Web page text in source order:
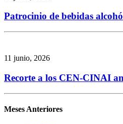
Patrocinio de bebidas
11 junio, 2026
Recorte a los CEN-CINAI
Meses Anteriores